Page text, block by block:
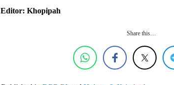
Editor: Khopipah
Share this…